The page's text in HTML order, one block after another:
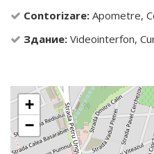
Contorizare: Apometre,
Здание: Videointerfon,
+
−